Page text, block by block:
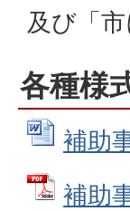
及び「
各種様
補助
補助